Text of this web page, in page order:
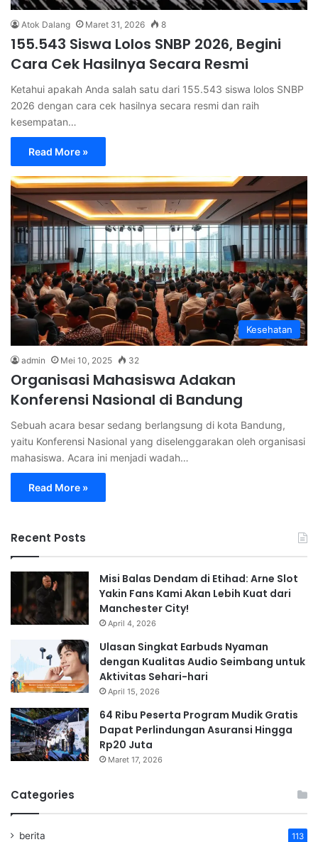
Atok Dalang Maret 31, 2026 8
155.543 Siswa Lolos SNBP 2026, Begini
Cara Cek Hasilnya Secara Resmi
Ketahui apakah Anda salah satu dari 155.543 siswa lolos SNBP
2026 dengan cara cek hasilnya secara resmi dan raih
kesempatan…
Read More »
Kesehatan
admin Mei 10, 2025 32
Organisasi Mahasiswa Adakan
Konferensi Nasional di Bandung
Sebuah acara besar sedang berlangsung di kota Bandung,
yaitu Konferensi Nasional yang diselenggarakan oleh organisasi
mahasiswa. Acara ini menjadi wadah…
Read More »
Recent Posts
Misi Balas Dendam di Etihad: Arne Slot
Yakin Fans Kami Akan Lebih Kuat dari
Manchester City!
April 4, 2026
Ulasan Singkat Earbuds Nyaman
dengan Kualitas Audio Seimbang untuk
Aktivitas Sehari-hari
April 15, 2026
64 Ribu Peserta Program Mudik Gratis
Dapat Perlindungan Asuransi Hingga
Rp20 Juta
Maret 17, 2026
Categories
berita 113